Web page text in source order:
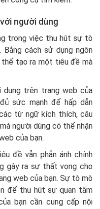
người dùng
trong việc thu hút sự tò
cách sử dụng ngôn
thể tạo ra một tiêu đề mà
trên trang web của
sức mạnh để hấp dẫn
từ ngữ kích thích, câu
người dùng có thể nhận
của bạn.
đề vẫn phản ánh chính
gây ra sự thất vọng cho
web của bạn. Sự tò mò
để thu hút sự quan tâm
bạn cần cung cấp nội